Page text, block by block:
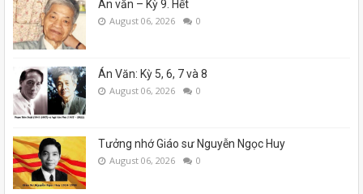
Án văn – Kỳ 9. Hết
August 06, 2026 0
Án Văn: Kỳ 5, 6, 7 và 8
August 06, 2026 0
Tưởng nhớ Giáo sư Nguyễn Ngọc Huy
August 06, 2026 0